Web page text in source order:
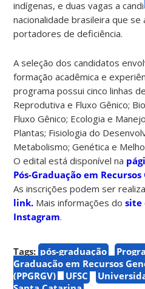
indígenas, e duas vagas a
nacionalidade brasileira que se
portadores de deficiência.
A seleção dos candidatos
formação acadêmica e
programa possui cinco linhas
Reprodutiva e Fluxo Gênico;
Fluxo Gênico; Ecologia e
Plantas; Fisiologia do
Metabolismo; Genética e
O edital está disponível na
Pós-Graduação em
As inscrições podem ser
link. Mais informações do site
Instagram.
Tags: pós-graduação
Graduação em Recursos
(PPGRGV)
UFSC